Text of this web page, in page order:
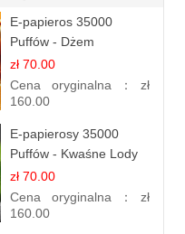
E-papieros 35000
Puffów - Dżem
Pomarańczowy |
Aromatyczny i
Długotrwały
zł 70.00
Cena oryginalna： zł
160.00
E-papierosy 35000
Puffów - Kwaśne Lody
Jabłkowe |
Orzeźwiający Smak
zł 70.00
Cena oryginalna： zł
160.00